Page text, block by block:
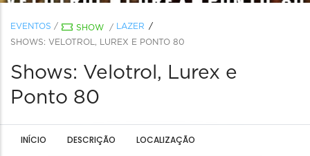
EVENTOS / SHOW /
LAZER
SHOWS: VELOTROL, LUREX E PONTO 80
Shows: Velotrol, Lurex e
Ponto 80
INÍCIO DESCRIÇÃO LOCALIZAÇÃO